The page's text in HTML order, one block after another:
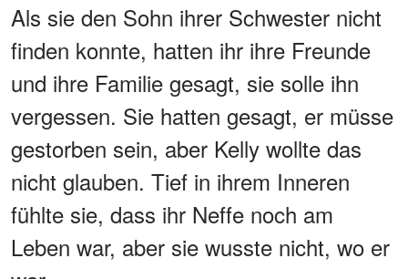
Als sie den Sohn ihrer Schwester nicht
finden konnte, hatten ihr ihre Freunde
und ihre Familie gesagt, sie solle ihn
vergessen. Sie hatten gesagt, er müsse
gestorben sein, aber Kelly wollte das
nicht glauben. Tief in ihrem Inneren
fühlte sie, dass ihr Neffe noch am
Leben war, aber sie wusste nicht, wo er